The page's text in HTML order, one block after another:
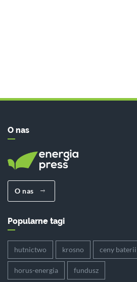
O nas
O nas
Popularne tagi
hutnictwo krosno ceny baterii
horus-energia fundusz